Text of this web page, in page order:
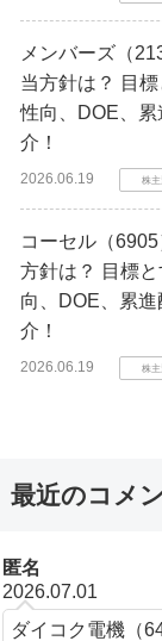
メンバーズ（
当方針は？ 目
性向、DOE、
介！
2026.06.19 株
コーセル（
方針は？ 目標
向、DOE、累
介！
2026.06.19 株
最近のコメ
匿名
2026.07.01
ダイコク電機（